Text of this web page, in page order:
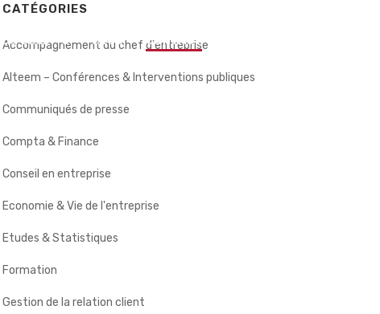
NOS CLIENTS BLOG CONTACT
CATÉGORIES
Accompagnement du chef d'entreprise
Alteem – Conférences & Interventions publiques
Communiqués de presse
Compta & Finance
Conseil en entreprise
Economie & Vie de l'entreprise
Etudes & Statistiques
Formation
Gestion de la relation client